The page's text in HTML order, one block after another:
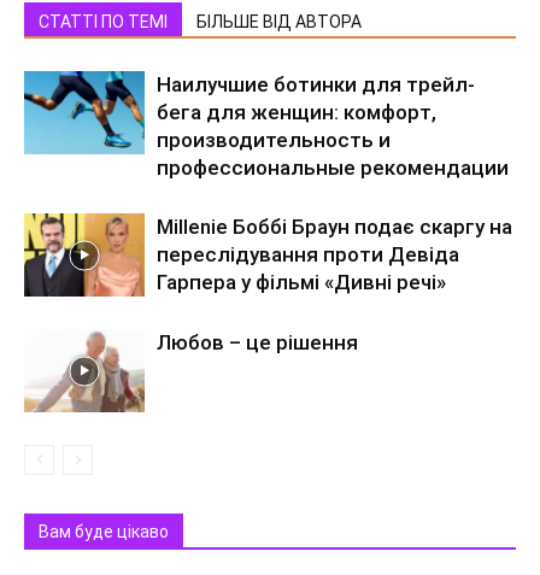
СТАТТІ ПО ТЕМІ БІЛЬШЕ ВІД АВТОРА
Наилучшие ботинки для трейл-
бега для женщин: комфорт,
производительность и
профессиональные рекомендации
Millenie Боббі Браун подає скаргу на
переслідування проти Девіда
Гарпера у фільмі «Дивні речі»
Любов – це рішення
Вам буде цікаво